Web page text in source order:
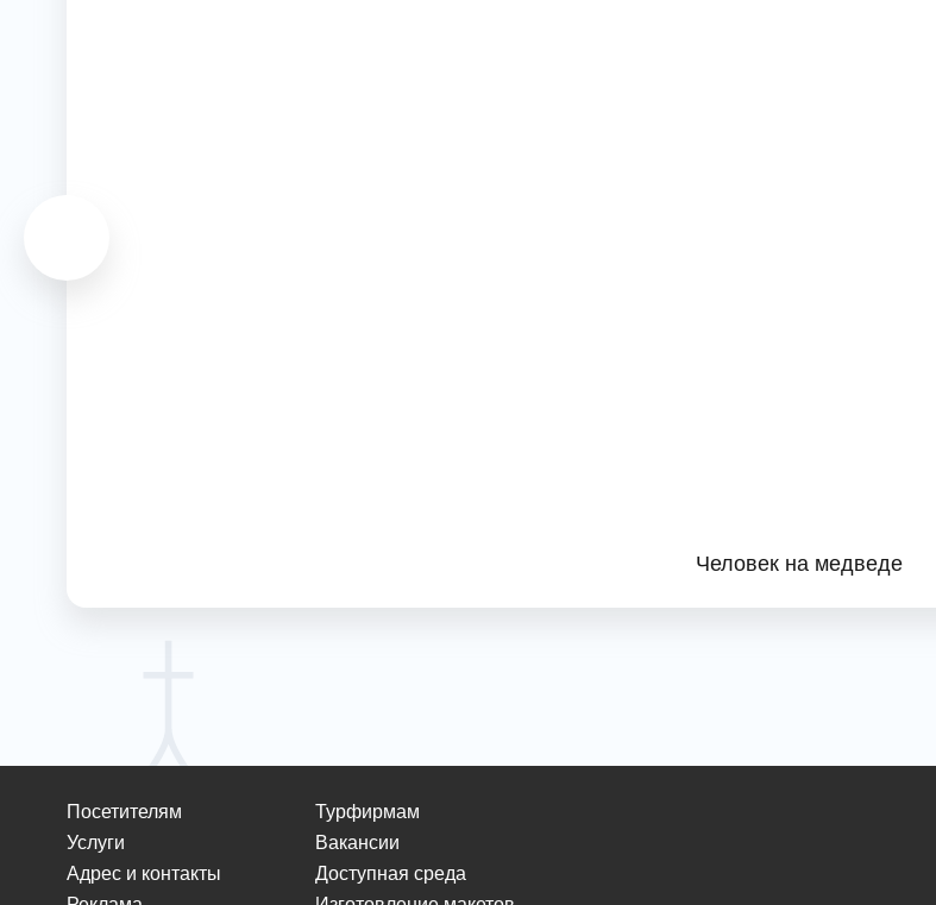
Человек на медведе
Посетителям
Услуги
Адрес и контакты
Турфирмам
Вакансии
Доступная среда